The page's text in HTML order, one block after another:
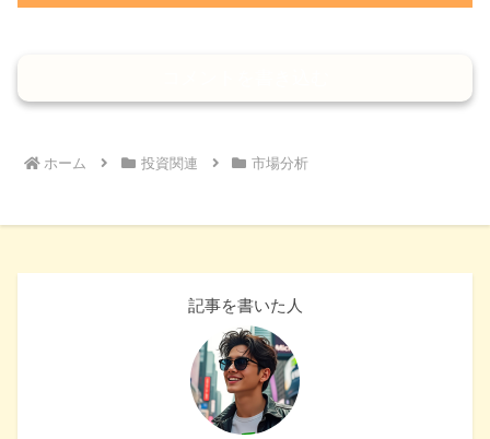
ホーム 投資関連 市場分析
記事を書いた人